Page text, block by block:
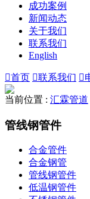
成功案例
新闻动态
关于我们
联系我们
English
首页 联系我们 
当前位置 : 汇霖管道
管线钢管件
合金管件
合金钢管
管线钢管件
低温钢管件